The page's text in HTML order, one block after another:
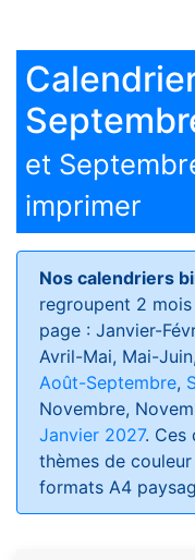
et
imprimer
Nos calendriers
regroupent 2
page : Janvier-
Avril-Mai, Mai-
Août-Septembre,
Novembre,
Janvier 2027. Ces
thèmes de
formats A4